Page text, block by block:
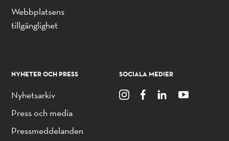
Webbplatsens
tillgänglighet
NYHETER OCH PRESS
Nyhetsarkiv
Press och media
Pressmeddelanden
SOCIALA MEDIER